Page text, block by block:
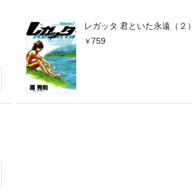
レガッタ 君といた永遠（２）
759